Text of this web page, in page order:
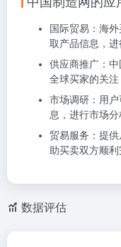
国际贸易 ：海
取产品信息，进
供应商推广 ：
全球买家的关注
市场调研 ：用
息，进行市场分
贸易服务 ：提
助买卖双方顺利
数据评估